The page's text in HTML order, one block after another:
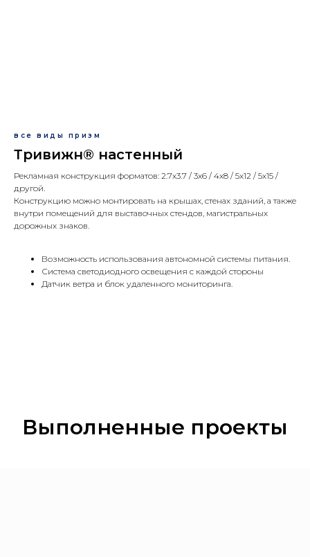
все виды призм
Тривижн® настенный
Рекламная конструкция форматов: 2.7х3.7 / 3х6 / 4х8 / 5х12 / 5х15 /
другой.
Конструкцию можно монтировать на крышах, стенах зданий, а также
внутри помещений для выставочных стендов, магистральных
дорожных знаков.
Возможность использования автономной системы питания.
Система светодиодного освещения с каждой стороны
Датчик ветра и блок удаленного мониторинга.
Выполненные проекты